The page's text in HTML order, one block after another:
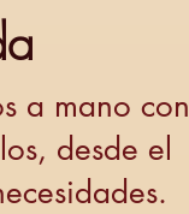
a mano con
desde el